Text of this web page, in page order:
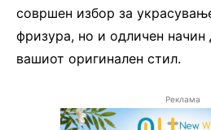
совршен избор за
фризура, но и одличен начин
вашиот оригинален стил.
Реклама